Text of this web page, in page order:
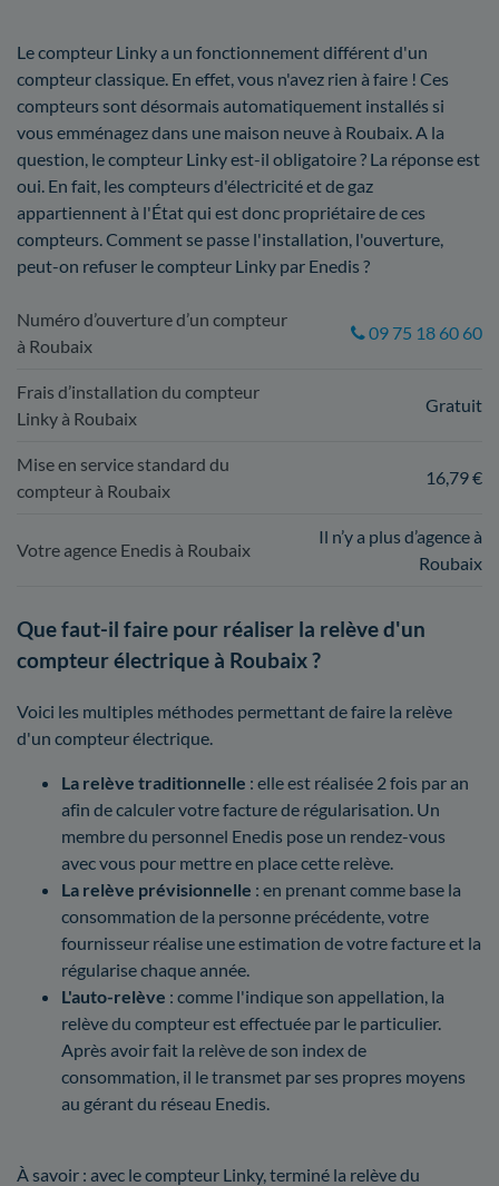
Le compteur Linky a un fonctionnement différent d'un
compteur classique. En effet, vous n'avez rien à faire ! Ces
compteurs sont désormais automatiquement installés si
vous emménagez dans une maison neuve à Roubaix. A la
question, le compteur Linky est-il obligatoire ? La réponse est
oui. En fait, les compteurs d'électricité et de gaz
appartiennent à l'État qui est donc propriétaire de ces
compteurs. Comment se passe l'installation, l'ouverture,
peut-on refuser le compteur Linky par Enedis ?
Numéro d’ouverture d’un compteur
à Roubaix
09 75 18 60 60
Frais d’installation du compteur
Linky à Roubaix
Gratuit
Mise en service standard du
compteur à Roubaix
16,79 €
Votre agence Enedis à Roubaix
Il n’y a plus d’agence à
Roubaix
Que faut-il faire pour réaliser la relève d'un
compteur électrique à Roubaix ?
Voici les multiples méthodes permettant de faire la relève
d'un compteur électrique.
La relève traditionnelle : elle est réalisée 2 fois par an
afin de calculer votre facture de régularisation. Un
membre du personnel Enedis pose un rendez-vous
avec vous pour mettre en place cette relève.
La relève prévisionnelle : en prenant comme base la
consommation de la personne précédente, votre
fournisseur réalise une estimation de votre facture et la
régularise chaque année.
L'auto-relève : comme l'indique son appellation, la
relève du compteur est effectuée par le particulier.
Après avoir fait la relève de son index de
consommation, il le transmet par ses propres moyens
au gérant du réseau Enedis.
À savoir : avec le compteur Linky, terminé la relève du